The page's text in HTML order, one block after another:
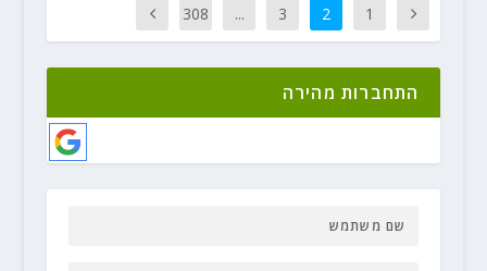
1
2
3
...
308
התחברות מהירה